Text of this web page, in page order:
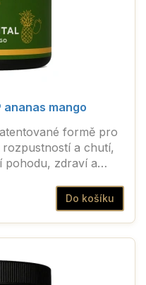
mango
formě pro
a chutí,
pohodu, zdraví a
Do košíku